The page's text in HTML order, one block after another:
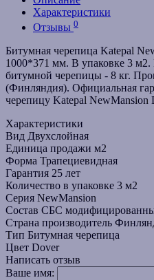
Характеристики
Отзывы 0
Битумная черепица Katepal
1000*371 мм. В упаковке 3 м2.
битумной черепицы - 8 кг.
(Финляндия). Официальная
черепицу Katepal NewMansion
Характеристики
Вид Двухслойная
Единица продажи м2
Форма Трапециевидная
Гарантия 25 лет
Количество в упаковке 3 м2
Серия NewMansion
Состав СБС
Страна производитель
Тип Битумная черепица
Цвет Dover
Написать отзыв
Ваше имя: